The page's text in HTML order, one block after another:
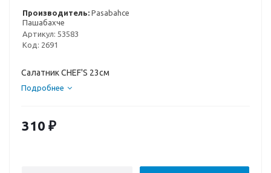
Производитель: Pasabahce
Пашабахче
Артикул: 53583
Код: 2691
Салатник CHEF'S 23см
Подробнее
310 ₽